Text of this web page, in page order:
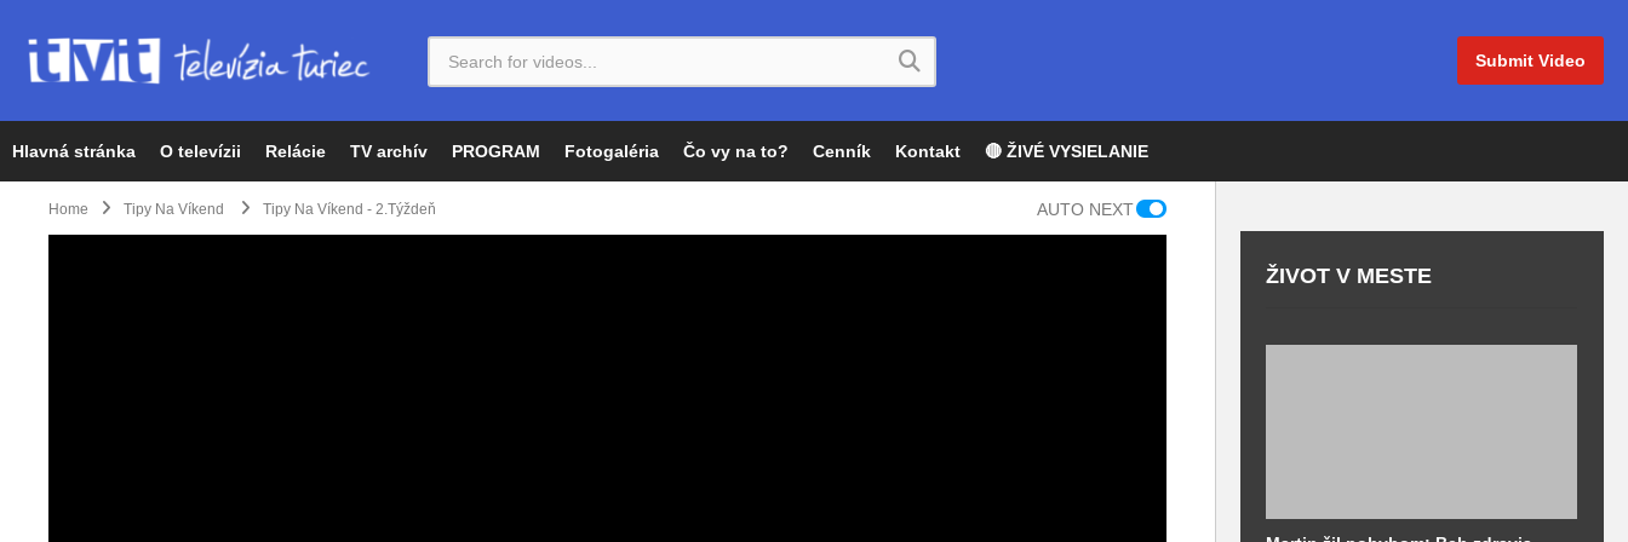
Submit Video
Hlavná stránka O televízii Relácie TV archív PROGRAM Fotogaléria Čo vy na to? Cenník Kontakt 🔴 ŽIVÉ VYSIELANIE
Home Tipy Na Víkend Tipy Na Víkend - 2.týždeň AUTO NEXT
ŽIVOT V MESTE